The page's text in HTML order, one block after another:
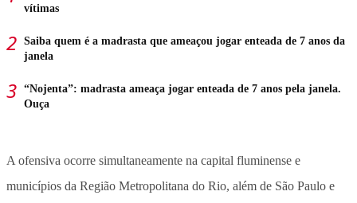
vítimas
Saiba quem é a madrasta que ameaçou jogar enteada de 7 anos da
janela
“Nojenta”: madrasta ameaça jogar enteada de 7 anos pela janela.
Ouça
A ofensiva ocorre simultaneamente na capital fluminense e
municípios da Região Metropolitana do Rio, além de São Paulo e